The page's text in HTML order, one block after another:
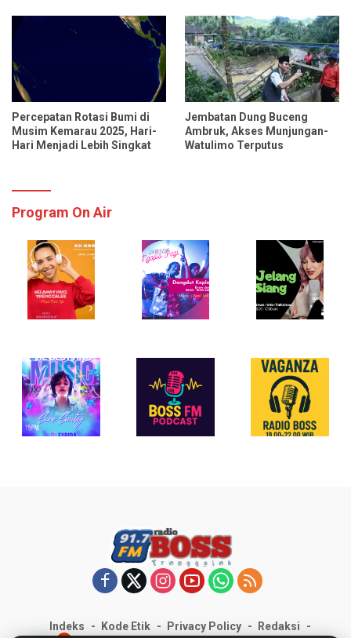
Percepatan Rotasi Bumi di
Musim Kemarau 2025, Hari-
Hari Menjadi Lebih Singkat
Jembatan Dung Buceng
Ambruk, Akses Munjungan-
Watulimo Terputus
Program On Air
Indeks Kode Etik Privacy Policy
Redaksi